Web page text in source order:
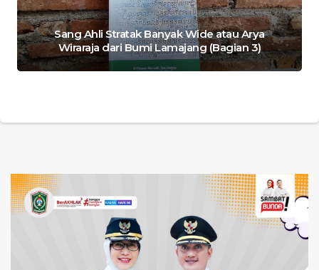
Sang Ahli Stratak Banyak Wide atau Arya
Wiraraja dari Bumi Lamajang (Bagian 3)